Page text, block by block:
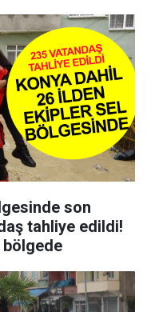
son
tahliye edildi!
bölgede